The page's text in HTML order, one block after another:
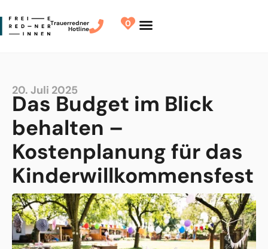
Trauerredner
Hotline
0
20. Juli 2025
Das Budget im Blick
behalten –
Kostenplanung für das
Kinderwillkommensfest